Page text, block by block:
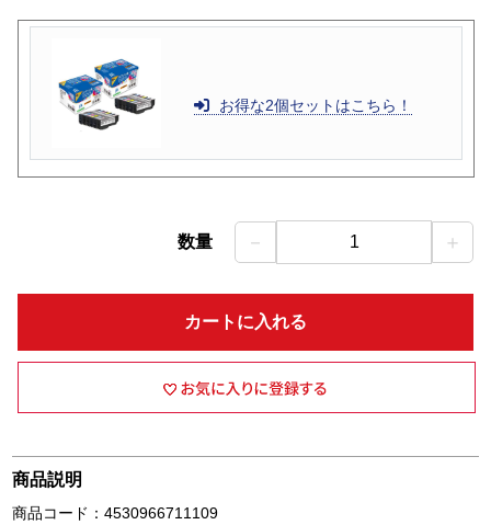
お得な2個セットはこちら！
数量 － 1 ＋
カートに入れる
商品説明
商品コード：4530966711109